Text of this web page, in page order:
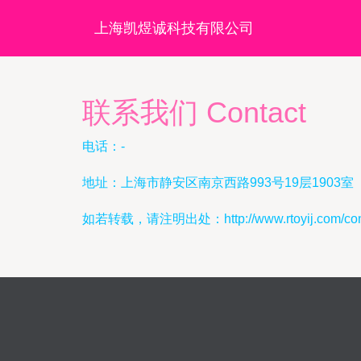
上海凯煜诚科技有限公司
联系我们 Contact
电话：-
地址：上海市静安区南京西路993号19层1903室
如若转载，请注明出处：http://www.rtoyij.com/